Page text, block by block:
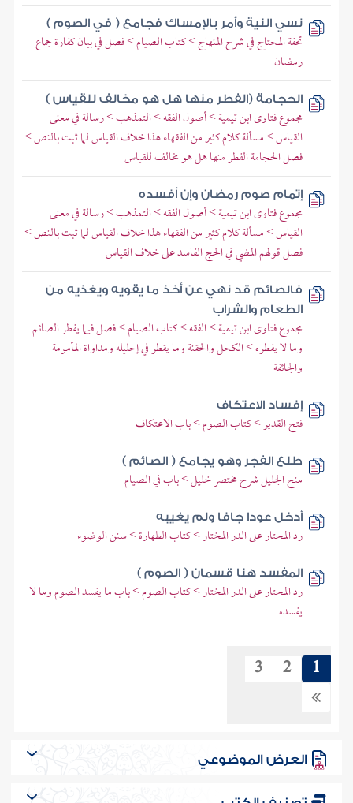
نسي النية وأمر بالإمساك فجامع ( في الصوم )
تحفة المحتاج في شرح المنهاج > كتاب الصيام > فصل في بيان كفارة جماع
رمضان
الحجامة (الفطر منها هل هو مخالف للقياس )
مجموع فتاوى ابن تيمية > أصول الفقه > التمذهب > رسالة في معنى
القياس > مسألة كلام كثير من الفقهاء هذا خلاف القياس لما ثبت بالنص >
فصل الحجامة الفطر منها هل هو مخالف للقياس
إتمام صوم رمضان وإن أفسده
مجموع فتاوى ابن تيمية > أصول الفقه > التمذهب > رسالة في معنى
القياس > مسألة كلام كثير من الفقهاء هذا خلاف القياس لما ثبت بالنص >
فصل قولهم المضي في الحج الفاسد على خلاف القياس
فالصائم قد نهي عن أخذ ما يقويه ويغذيه من
الطعام والشراب
مجموع فتاوى ابن تيمية > الفقه > كتاب الصيام > فصل فيما يفطر الصائم
وما لا يفطره > الكحل والحقنة وما يقطر في إحليله ومداواة المأمومة
والجائفة
إفساد الاعتكاف
فتح القدير > كتاب الصوم > باب الاعتكاف
طلع الفجر وهو يجامع ( الصائم )
منح الجليل شرح مختصر خليل > باب في الصيام
أدخل عودا جافا ولم يغيبه
رد المحتار على الدر المختار > كتاب الطهارة > سنن الوضوء
المفسد هنا قسمان ( الصوم )
رد المحتار على الدر المختار > كتاب الصوم > باب ما يفسد الصوم وما لا
يفسده
1
2
3
العرض الموضوعي